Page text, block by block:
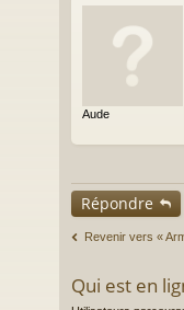
Aude
Répondre
Revenir vers «
Qui est en